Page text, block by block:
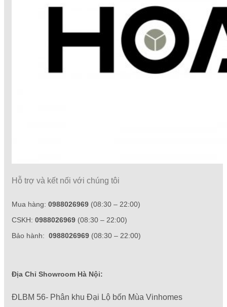
Hỗ trợ và kết nối với chúng tôi
Mua hàng: 0988026969 (08:30 – 22:00)
CSKH: 0988026969 (08:30 – 22:00)
Bảo hành: 0988026969 (08:30 – 22:00)
Địa Chỉ Showroom Hà Nội:
ĐLBM 56- Phân khu Đại Lộ bốn Mùa Vinhomes